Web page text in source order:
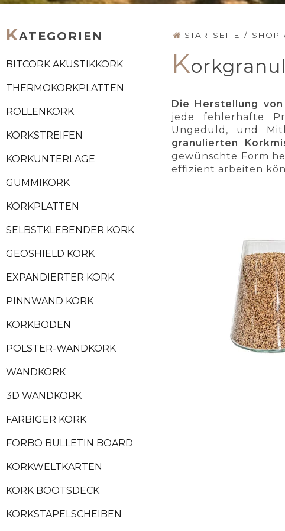
KATEGORIEN
BITCORK AKUSTIKKORK
THERMOKORKPLATTEN
ROLLENKORK
KORKSTREIFEN
KORKUNTERLAGE
GUMMIKORK
KORKPLATTEN
SELBSTKLEBENDER KORK
GEOSHIELD KORK
EXPANDIERTER KORK
PINNWAND KORK
KORKBODEN
POLSTER-WANDKORK
WANDKORK
3D WANDKORK
FARBIGER KORK
FORBO BULLETIN BOARD
KORKWELTKARTEN
KORK BOOTSDECK
KORKSTAPELSCHEIBEN
STARTSEITE / SHOP
K
Die Herstellung
jede fehlerhafte
Ungeduld, und
granulierten
gewünschte Form
effizient arbeiten